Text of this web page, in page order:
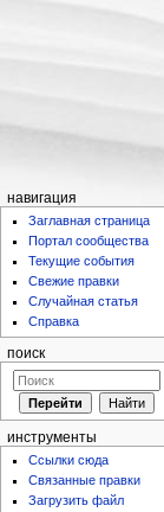
навигация
Заглавная страница
Портал сообщества
Текущие события
Свежие правки
Случайная статья
Справка
поиск
инструменты
Ссылки сюда
Связанные правки
Загрузить файл